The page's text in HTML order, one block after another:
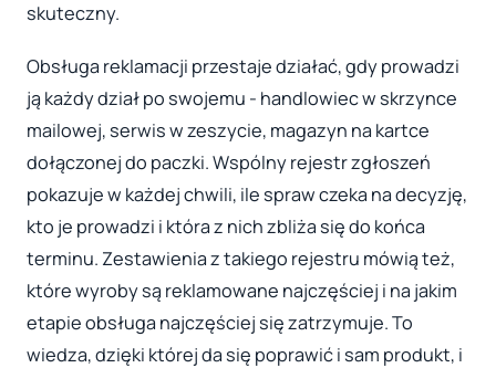
skuteczny.
Obsługa reklamacji przestaje działać, gdy prowadzi
ją każdy dział po swojemu - handlowiec w skrzynce
mailowej, serwis w zeszycie, magazyn na kartce
dołączonej do paczki. Wspólny rejestr zgłoszeń
pokazuje w każdej chwili, ile spraw czeka na decyzję,
kto je prowadzi i która z nich zbliża się do końca
terminu. Zestawienia z takiego rejestru mówią też,
które wyroby są reklamowane najczęściej i na jakim
etapie obsługa najczęściej się zatrzymuje. To
wiedza, dzięki której da się poprawić i sam produkt, i